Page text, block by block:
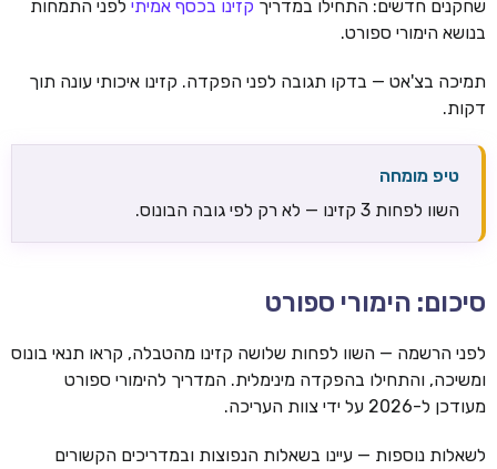
שחקנים חדשים: התחילו במדריך קזינו בכסף אמיתי לפני התמחות
בנושא הימורי ספורט.
תמיכה בצ'אט — בדקו תגובה לפני הפקדה. קזינו איכותי עונה תוך
דקות.
טיפ מומחה
השוו לפחות 3 קזינו — לא רק לפי גובה הבונוס.
סיכום: הימורי ספורט
לפני הרשמה — השוו לפחות שלושה קזינו מהטבלה, קראו תנאי בונוס
ומשיכה, והתחילו בהפקדה מינימלית. המדריך להימורי ספורט
מעודכן ל-2026 על ידי צוות העריכה.
לשאלות נוספות — עיינו בשאלות הנפוצות ובמדריכים הקשורים